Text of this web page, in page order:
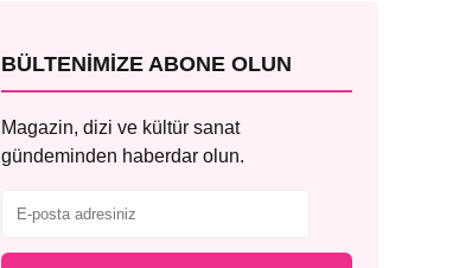
BÜLTENIMIZE ABONE OLUN
Magazin, dizi ve kültür sanat
gündeminden haberdar olun.